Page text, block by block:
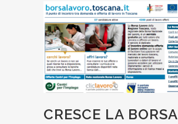
CRESCE LA BORSA